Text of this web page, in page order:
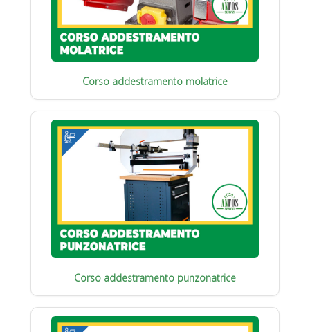
Corso addestramento molatrice
Corso addestramento punzonatrice